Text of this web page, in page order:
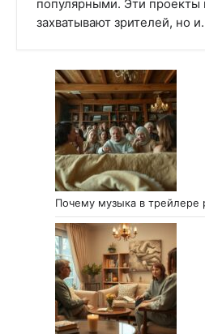
популярными. Эти проекты
захватывают зрителей, но
Почему музыка в трейлере